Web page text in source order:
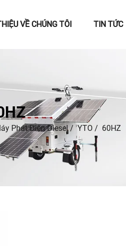
VỀ CHÚNG TÔI TIN TỨC
Phát Điện Diesel/YTO / 60HZ